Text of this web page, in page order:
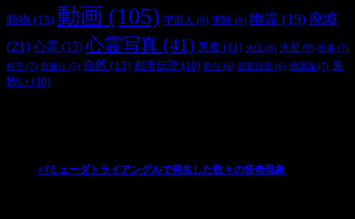
動物 (13) 動画 (105) 宇宙人 (9) 実験 (9) 幽霊 (19) 廃墟
(21) 心霊 (15) 心霊写真 (41) 悪魔 (11) 火山 (6) 火星 (9) 画像 (7)
科学 (7) 自撮り (7) 自然 (13) 都市伝説 (10) 釣り (6) 閲覧注意 (6) 陰謀論 (7) 鬼
怖い (10)
バミューダトライアングルで発生した数々の怪奇現象